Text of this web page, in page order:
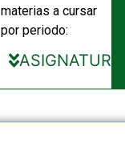
materias a cursar
por periodo:
ASIGNATURAS